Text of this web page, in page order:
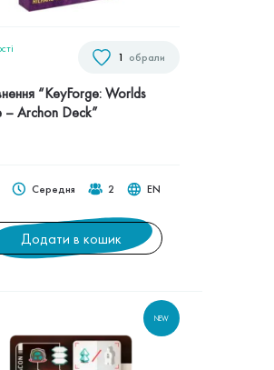
обрали
1
“KeyForge: Worlds
– Archon Deck”
Середня 2 EN
Додати в кошик
NEW